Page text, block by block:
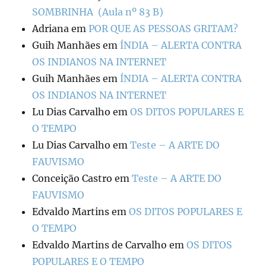
SOMBRINHA (Aula nº 83 B)
Adriana em POR QUE AS PESSOAS GRITAM?
Guih Manhães em ÍNDIA – ALERTA CONTRA
OS INDIANOS NA INTERNET
Guih Manhães em ÍNDIA – ALERTA CONTRA
OS INDIANOS NA INTERNET
Lu Dias Carvalho emOS DITOS POPULARES E
O TEMPO
Lu Dias Carvalho emTeste – A ARTE DO
FAUVISMO
Conceição Castro emTeste – A ARTE DO
FAUVISMO
Edvaldo Martins emOS DITOS POPULARES E
O TEMPO
Edvaldo Martins de Carvalho emOS DITOS
POPULARES E O TEMPO